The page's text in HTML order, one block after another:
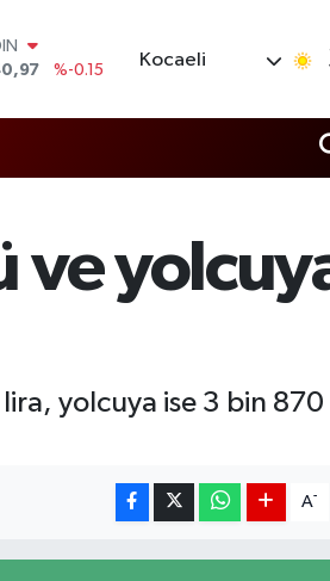
%-14
Kocaeli
ve
lira, yolcuya ise 3 bin 870
A-